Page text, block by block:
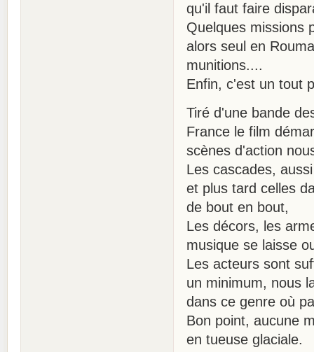
qu'il faut faire
Quelques missions
alors seul en
munitions....
Enfin, c'est un tout
Tiré d'une bande
France le film
scènes d'action
Les cascades,
et plus tard celles
de bout en bout,
Les décors, les
musique se laisse
Les acteurs sont
un minimum, nous
dans ce genre où
Bon point, aucune
en tueuse glaciale.